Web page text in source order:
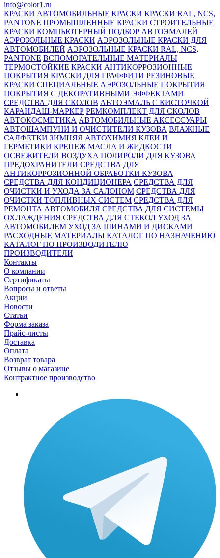
info@color1.ru
КРАСКИ АВТОМОБИЛЬНЫЕ КРАСКИ КРАСКИ RAL, NCS,
PANTONE ПРОМЫШЛЕННЫЕ КРАСКИ СТРОИТЕЛЬНЫЕ
КРАСКИ КОМПЬЮТЕРНЫЙ ПОДБОР АВТОЭМАЛЕЙ
АЭРОЗОЛЬНЫЕ КРАСКИ АЭРОЗОЛЬНЫЕ КРАСКИ ДЛЯ
АВТОМОБИЛЕЙ АЭРОЗОЛЬНЫЕ КРАСКИ RAL, NCS,
PANTONE ВСПОМОГАТЕЛЬНЫЕ МАТЕРИАЛЫ
ТЕРМОСТОЙКИЕ КРАСКИ АНТИКОРРОЗИОННЫЕ
ПОКРЫТИЯ КРАСКИ ДЛЯ ГРАФФИТИ РЕЗИНОВЫЕ
КРАСКИ СПЕЦИАЛЬНЫЕ АЭРОЗОЛЬНЫЕ ПОКРЫТИЯ
ПОКРЫТИЯ С ДЕКОРАТИВНЫМИ ЭФФЕКТАМИ
СРЕДСТВА ДЛЯ СКОЛОВ АВТОЭМАЛЬ С КИСТОЧКОЙ
КАРАНДАШ-МАРКЕР РЕМКОМПЛЕКТ ДЛЯ СКОЛОВ
АВТОКОСМЕТИКА АВТОМОБИЛЬНЫЕ АКСЕССУАРЫ
АВТОШАМПУНИ И ОЧИСТИТЕЛИ КУЗОВА ВЛАЖНЫЕ
САЛФЕТКИ ЗИМНЯЯ АВТОХИМИЯ КЛЕИ И
ГЕРМЕТИКИ КРЕПЕЖ МАСЛА И ЖИДКОСТИ
ОСВЕЖИТЕЛИ ВОЗДУХА ПОЛИРОЛИ ДЛЯ КУЗОВА
ПРЕДОХРАНИТЕЛИ СРЕДСТВА ДЛЯ
АНТИКОРРОЗИОННОЙ ОБРАБОТКИ КУЗОВА
СРЕДСТВА ДЛЯ КОНДИЦИОНЕРА СРЕДСТВА ДЛЯ
ОЧИСТКИ И УХОДА ЗА САЛОНОМ СРЕДСТВА ДЛЯ
ОЧИСТКИ ТОПЛИВНЫХ СИСТЕМ СРЕДСТВА ДЛЯ
РЕМОНТА АВТОМОБИЛЯ СРЕДСТВА ДЛЯ СИСТЕМЫ
ОХЛАЖДЕНИЯ СРЕДСТВА ДЛЯ СТЕКОЛ УХОД ЗА
АВТОМОБИЛЕМ УХОД ЗА ШИНАМИ И ДИСКАМИ
РАСХОДНЫЕ МАТЕРИАЛЫ КАТАЛОГ ПО НАЗНАЧЕНИЮ
КАТАЛОГ ПО ПРОИЗВОДИТЕЛЮ
ПРОИЗВОДИТЕЛИ
Контакты
О компании
Сертификаты
Вопросы и ответы
Акции
Новости
Статьи
Форма заказа
Прайс-листы
Доставка
Оплата
Возврат товара
Отзывы о магазине
Контрактное производство